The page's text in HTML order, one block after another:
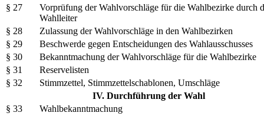
§ 27
Vorprüfung der Wahlvorschläge für die Wahlbezirke durch
Wahlleiter
§ 28
Zulassung der Wahlvorschläge in den Wahlbezirken
§ 29
Beschwerde gegen Entscheidungen des Wahlausschusses
§ 30
Bekanntmachung der Wahlvorschläge für die Wahlbezirke
§ 31
Reservelisten
§ 32
Stimmzettel, Stimmzettelschablonen, Umschläge
IV. Durchführung der Wahl
§ 33
Wahlbekanntmachung